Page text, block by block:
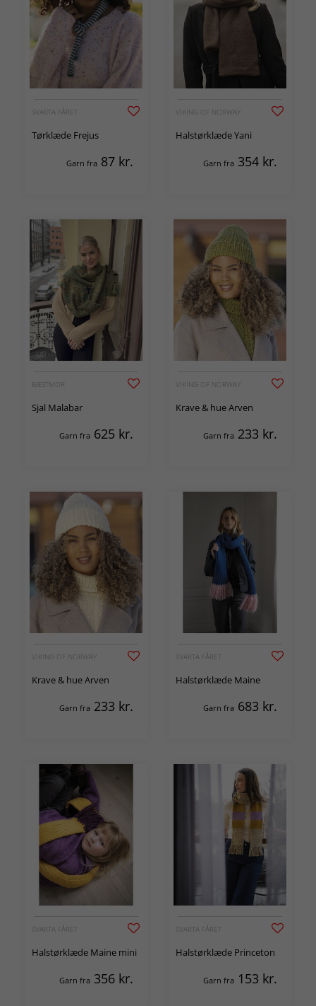
SVARTA FÅRET
Tørklæde Frejus
Garn fra 87 kr.
VIKING OF NORWAY
Halstørklæde Yani
Garn fra 354 kr.
BÆSTMOR
Sjal Malabar
Garn fra 625 kr.
VIKING OF NORWAY
Krave & hue Arven
Garn fra 233 kr.
VIKING OF NORWAY
Krave & hue Arven
Garn fra 233 kr.
SVARTA FÅRET
Halstørklæde Maine
Garn fra 683 kr.
SVARTA FÅRET
Halstørklæde Maine mini
Garn fra 356 kr.
SVARTA FÅRET
Halstørklæde Princeton
Garn fra 153 kr.